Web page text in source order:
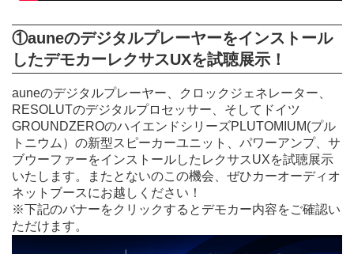
①auneのデジタルプレーヤーをインストール
したデモカーレクサスUXを試聴展示！
auneのデジタルプレーヤー、クロックジェネレーター、
RESOLUTのデジタルプロセッサー、そしてドイツ
GROUNDZEROのハイエンドシリーズPLUTOMIUM(プル
トニウム）の新型スピーカーユニット、パワーアンプ、サ
ブウーファーをインストールしたレクサスUXを試聴展示
いたします。またとないのこの機会、ぜひカーオーディオ
ネットブースにお越しください！
※下記のバナーをクリックするとデモカー内容をご確認い
ただけます。